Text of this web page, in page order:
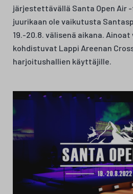
järjestettävällä Santa Open Air
juurikaan ole vaikutusta
19.-20.8. välisenä aikana.
kohdistuvat Lappi Areenan
harjoitushallien käyttäjille.